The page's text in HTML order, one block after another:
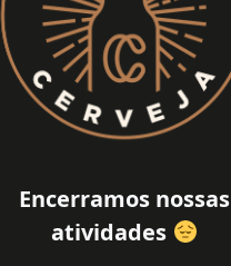
Encerramos nossas
atividades